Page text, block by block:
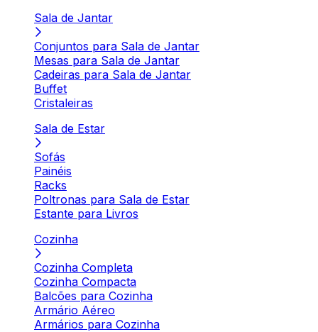
Sala de Jantar
Conjuntos para Sala de Jantar
Mesas para Sala de Jantar
Cadeiras para Sala de Jantar
Buffet
Cristaleiras
Sala de Estar
Sofás
Painéis
Racks
Poltronas para Sala de Estar
Estante para Livros
Cozinha
Cozinha Completa
Cozinha Compacta
Balcões para Cozinha
Armário Aéreo
Armários para Cozinha